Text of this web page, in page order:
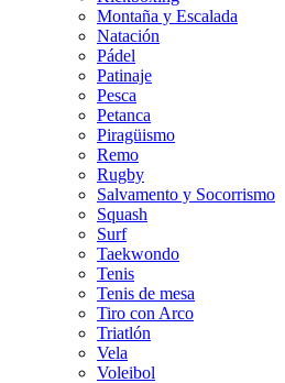
Montaña y Escalada
Natación
Pádel
Patinaje
Pesca
Petanca
Piragüismo
Remo
Rugby
Salvamento y Socorrismo
Squash
Surf
Taekwondo
Tenis
Tenis de mesa
Tiro con Arco
Triatlón
Vela
Voleibol